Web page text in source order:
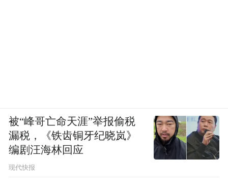
被“峰哥亡命天涯”举报偷税
漏税，《铁齿铜牙纪晓岚》
编剧汪海林回应
现代快报